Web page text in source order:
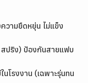
วามยืดหยุ่น ไม่แข็ง
สปริง) ป้องกันสายแฟบ
โรงงาน (เฉพาะรุ่นทน